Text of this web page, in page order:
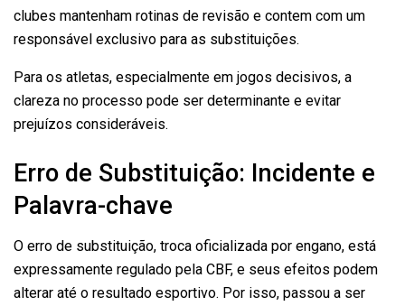
clubes mantenham rotinas de revisão e contem com um
responsável exclusivo para as substituições.
Para os atletas, especialmente em jogos decisivos, a
clareza no processo pode ser determinante e evitar
prejuízos consideráveis.
Erro de Substituição: Incidente e
Palavra-chave
O erro de substituição, troca oficializada por engano, está
expressamente regulado pela CBF, e seus efeitos podem
alterar até o resultado esportivo. Por isso, passou a ser